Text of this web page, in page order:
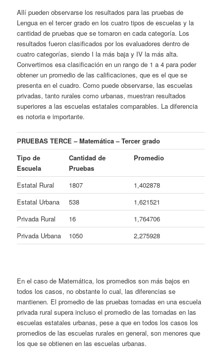
Allí pueden observarse los resultados para las pruebas de
Lengua en el tercer grado en los cuatro tipos de escuelas y la
cantidad de pruebas que se tomaron en cada categoría. Los
resultados fueron clasificados por los evaluadores dentro de
cuatro categorías, siendo I la más baja y IV la más alta.
Convertimos esa clasificación en un rango de 1 a 4 para poder
obtener un promedio de las calificaciones, que es el que se
presenta en el cuadro. Como puede observarse, las escuelas
privadas, tanto rurales como urbanas, muestran resultados
superiores a las escuelas estatales comparables. La diferencia
es notoria e importante.
PRUEBAS TERCE – Matemática – Tercer grado
Tipo de
Escuela
Cantidad de
Pruebas
Promedio
Estatal Rural 1807
1,402878
Estatal Urbana
538
1,621521
Privada Rural
16
1,764706
Privada Urbana
1050 2,275928
En el caso de Matemática, los promedios son más bajos en
todos los casos, no obstante lo cual, las diferencias se
mantienen. El promedio de las pruebas tomadas en una escuela
privada rural supera incluso el promedio de las tomadas en las
escuelas estatales urbanas, pese a que en todos los casos los
promedios de las escuelas rurales en general, son menores que
los que se obtienen en las escuelas urbanas.